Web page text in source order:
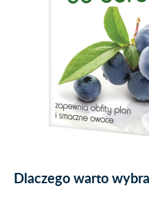
Dlaczego warto